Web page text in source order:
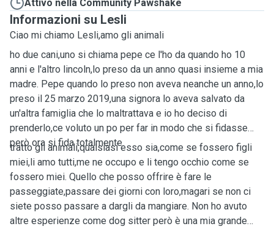
Attivo nella Community Pawshake
Informazioni su Lesli
Ciao mi chiamo Lesli,amo gli animali
ho due cani,uno si chiama pepe ce l'ho da quando ho 10
anni e l'altro lincoln,lo preso da un anno quasi insieme a mia
madre. Pepe quando lo preso non aveva neanche un anno,lo
preso il 25 marzo 2019,una signora lo aveva salvato da
un'altra famiglia che lo maltrattava e io ho deciso di
prenderlo,ce voluto un po per far in modo che si fidasse
però ora si fida totalmente.
tratto gli animali,qualsiasi esso sia,come se fossero figli
miei,li amo tutti,me ne occupo e li tengo occhio come se
fossero miei. Quello che posso offrire è fare le
passeggiate,passare dei giorni con loro,magari se non ci
siete posso passare a dargli da mangiare. Non ho avuto
altre esperienze come dog sitter però è una mia grande